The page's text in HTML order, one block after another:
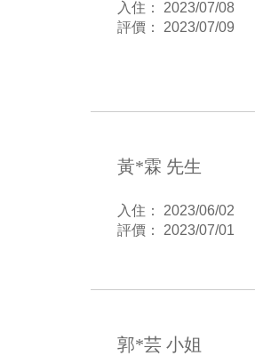
入住： 2023/07/08
評價： 2023/07/09
黃*霖 先生
入住： 2023/06/02
評價： 2023/07/01
郭*芸 小姐